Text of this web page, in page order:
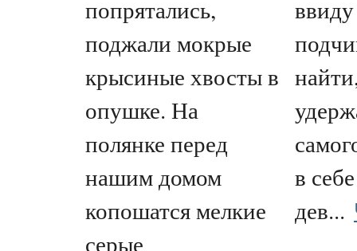
попрятались,
поджали мокрые
крысиные хвосты в
опушке. На
полянке перед
нашим домом
копошатся мелкие
серые
в
дев...